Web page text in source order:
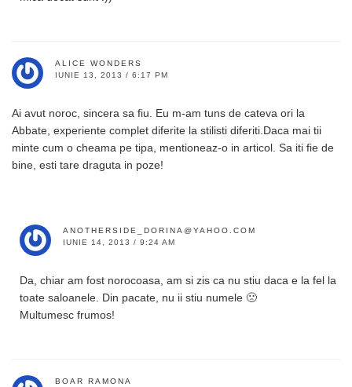
ALICE WONDERS
IUNIE 13, 2013 / 6:17 PM
Ai avut noroc, sincera sa fiu. Eu m-am tuns de cateva ori la
Abbate, experiente complet diferite la stilisti diferiti.Daca mai tii
minte cum o cheama pe tipa, mentioneaz-o in articol. Sa iti fie de
bine, esti tare draguta in poze!
ANOTHERSIDE_DORINA@YAHOO.COM
IUNIE 14, 2013 / 9:24 AM
Da, chiar am fost norocoasa, am si zis ca nu stiu daca e la fel la
toate saloanele. Din pacate, nu ii stiu numele 🙁
Multumesc frumos!
BOAR RAMONA